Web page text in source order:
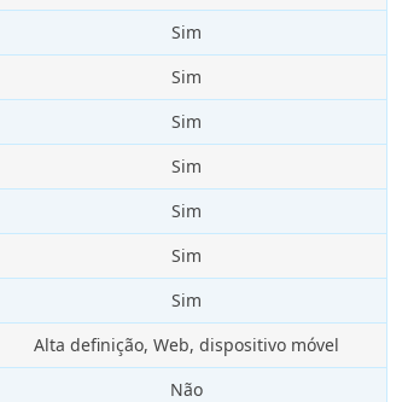
Sim
Sim
Sim
Sim
Sim
Sim
Sim
Alta definição, Web, dispositivo móvel
Não